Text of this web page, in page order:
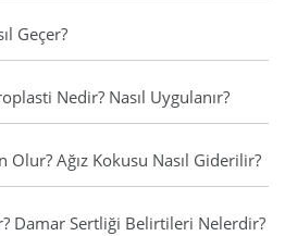
Geçer?
Nedir? Nasıl Uygulanır?
Olur? Ağız Kokusu Nasıl Giderilir?
Damar Sertliği Belirtileri Nelerdir?